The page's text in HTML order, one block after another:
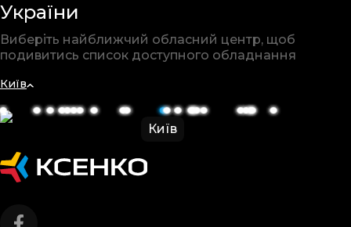
України
Виберіть найближчий обласний центр, щоб
подивитись список доступного обладнання
Київ
Київ